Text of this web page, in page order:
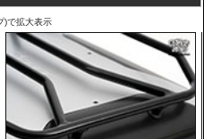
)で拡大表示